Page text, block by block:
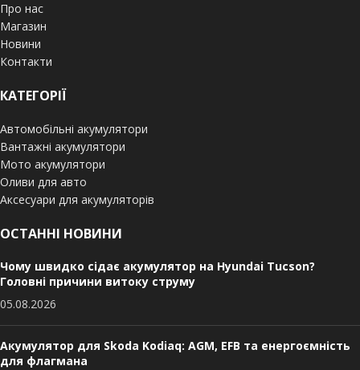
Про нас
Магазин
Новини
Контакти
КАТЕГОРІЇ
Автомобільні акумулятори
Вантажні акумулятори
Мото акумулятори
Оливи для авто
Аксесуари для акумуляторів
ОСТАННІ НОВИНИ
Чому швидко сідає акумулятор на Hyundai Tucson?
Головні причини витоку струму
05.08.2026
Акумулятор для Skoda Kodiaq: AGM, EFB та енергоємність
для флагмана